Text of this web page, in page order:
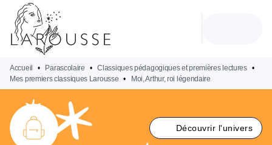
MENU
PIED DE PAGE
Accueil • Parascolaire • Classiques pédagogiques et premières lectures •
Mes premiers classiques Larousse
• Moi, Arthur, roi légendaire
Découvrir l'univers